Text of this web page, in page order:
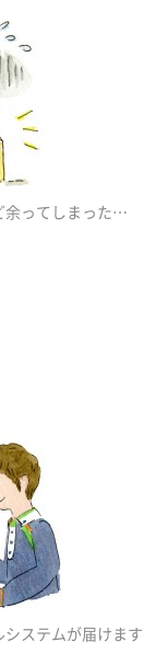
余ってしまった…
システムが届けます